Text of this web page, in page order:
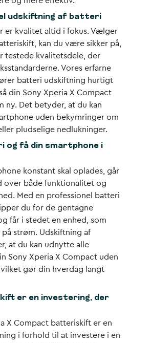
udskiftning af batteri
er kvalitet altid i fokus. Vælger
kan du være sikker på,
testede kvalitetsdele, der
Vores erfarne
batteri udskiftning hurtigt
din Sony Xperia X Compact
ny. Det betyder, at du kan
uden bekymringer om
pludselige nedlukninger.
og få din smartphone i
konstant skal oplades, går
over både funktionalitet og
Med en professionel batteri
du for de gentagne
får i stedet en enhed, som
strøm. Udskiftning af
at du kan udnytte alle
Sony Xperia X Compact uden
gør din hverdag langt
er en investering, der
X Compact batteriskift er en
i forhold til at investere i en